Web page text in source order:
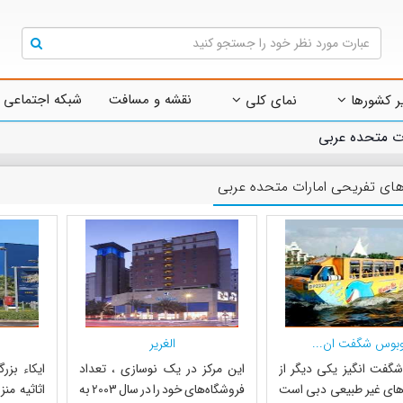
کشورها نمای کلی نقشه و مسافت
شبکه
متحده عربی
تفریحی امارات متحده عربی
شگفت ان...
انگیز یکی دیگر از
غیر طبیعی دبی است
الغریر
این مرکز در یک نوسازی ، تعداد
فروشگاه‌های خود را در سال 2003 به
ایکاء
اثاثیه